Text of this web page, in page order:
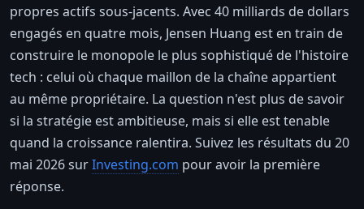
propres actifs sous-jacents. Avec 40 milliards de dollars
engagés en quatre mois, Jensen Huang est en train de
construire le monopole le plus sophistiqué de l'histoire
tech : celui où chaque maillon de la chaîne appartient
au même propriétaire. La question n'est plus de savoir
si la stratégie est ambitieuse, mais si elle est tenable
quand la croissance ralentira. Suivez les résultats du 20
mai 2026 surInvesting.com pour avoir la première
réponse.